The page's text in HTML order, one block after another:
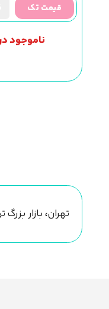
قیمت تک
ناموجود در
تهران، بازار